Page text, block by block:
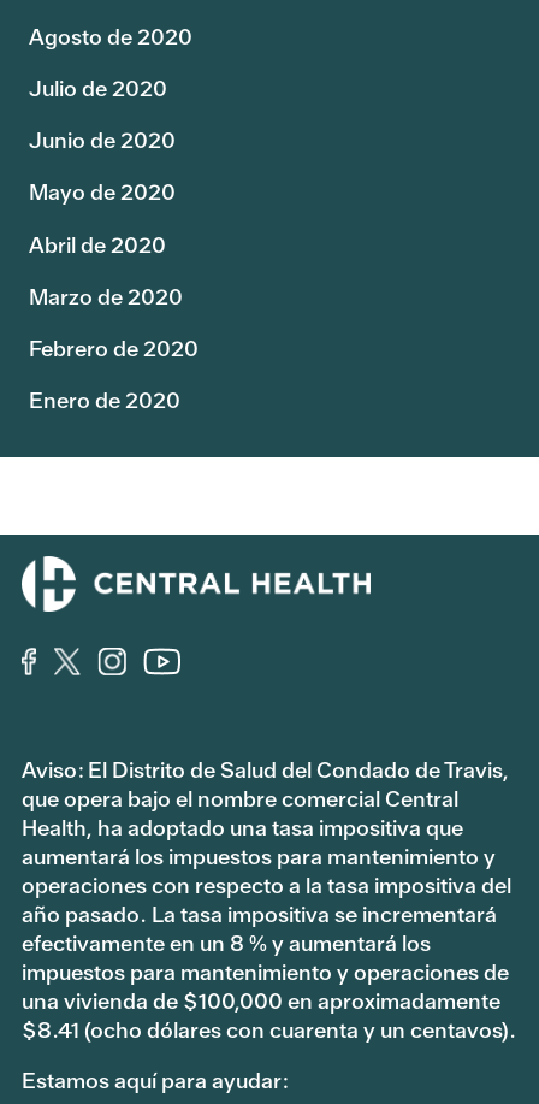
Agosto de 2020
Julio de 2020
Junio de 2020
Mayo de 2020
Abril de 2020
Marzo de 2020
Febrero de 2020
Enero de 2020
Aviso: El Distrito de Salud del Condado de Travis,
que opera bajo el nombre comercial Central
Health, ha adoptado una tasa impositiva que
aumentará los impuestos para mantenimiento y
operaciones con respecto a la tasa impositiva del
año pasado. La tasa impositiva se incrementará
efectivamente en un 8 % y aumentará los
impuestos para mantenimiento y operaciones de
una vivienda de $100,000 en aproximadamente
$8.41 (ocho dólares con cuarenta y un centavos).
Estamos aquí para ayudar: